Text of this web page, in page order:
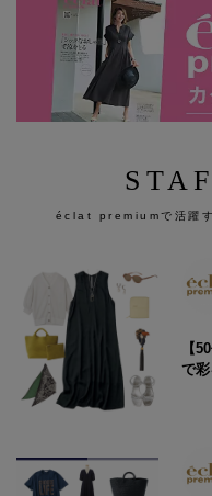
éclat premiumで活躍す
【
で